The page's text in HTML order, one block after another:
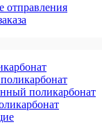
отправления
поликарбонат